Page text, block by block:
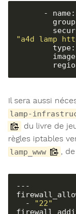
-
        type:
Il sera aussi
lamp-
du livre de
règles iptables
lamp_www ,
---
  -
"22"